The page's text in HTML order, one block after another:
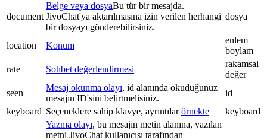
document
Belge veya dosyaBu tür bir mesajda.
JivoChat'ya aktarılmasına izin verilen herhangi
bir dosyayı gönderebilirsiniz.
dosya
location Konum
enlem
boylam
rate
Sohbet değerlendirmesi
rakamsal
değer
seen
Mesaj okunma olayı, id alanında okuduğunuz
mesajın ID'sini belirtmelisiniz.
id
keyboard Seçeneklere sahip klavye, ayrıntılarörnekte keyboard
Yazma olayı, bu mesajın metin alanına, yazılan
metni JivoChat kullanıcısı tarafından